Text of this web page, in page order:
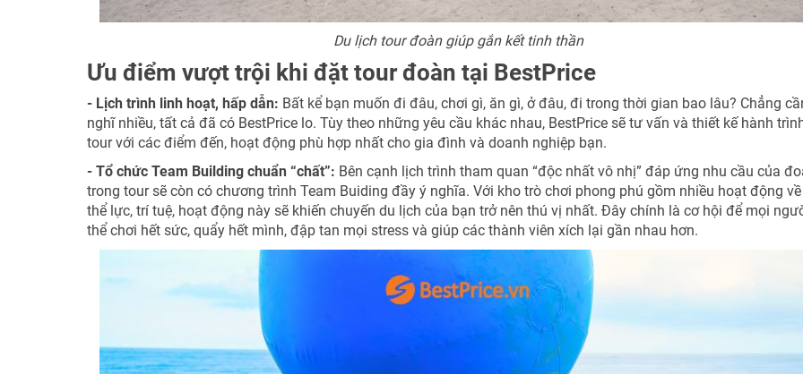
Du lịch tour đoàn giúp gắn kết tinh thần
Ưu điểm vượt trội khi đặt tour đoàn tại BestPrice
- Lịch trình linh hoạt, hấp dẫn: Bất kể bạn muốn đi đâu, chơi gì, ăn gì, ở đâu, đi trong thời gian bao lâu? Chẳng
nghĩ nhiều, tất cả đã có BestPrice lo. Tùy theo những yêu cầu khác nhau, BestPrice sẽ tư vấn và thiết kế hành
tour với các điểm đến, hoạt động phù hợp nhất cho gia đình và doanh nghiệp bạn.
- Tổ chức Team Building chuẩn “chất”: Bên cạnh lịch trình tham quan “độc nhất vô nhị” đáp ứng nhu cầu của
trong tour sẽ còn có chương trình Team Buiding đầy ý nghĩa. Với kho trò chơi phong phú gồm nhiều hoạt động
thể lực, trí tuệ, hoạt động này sẽ khiến chuyến du lịch của bạn trở nên thú vị nhất. Đây chính là cơ hội để mọi
thể chơi hết sức, quẩy hết mình, đập tan mọi stress và giúp các thành viên xích lại gần nhau hơn.